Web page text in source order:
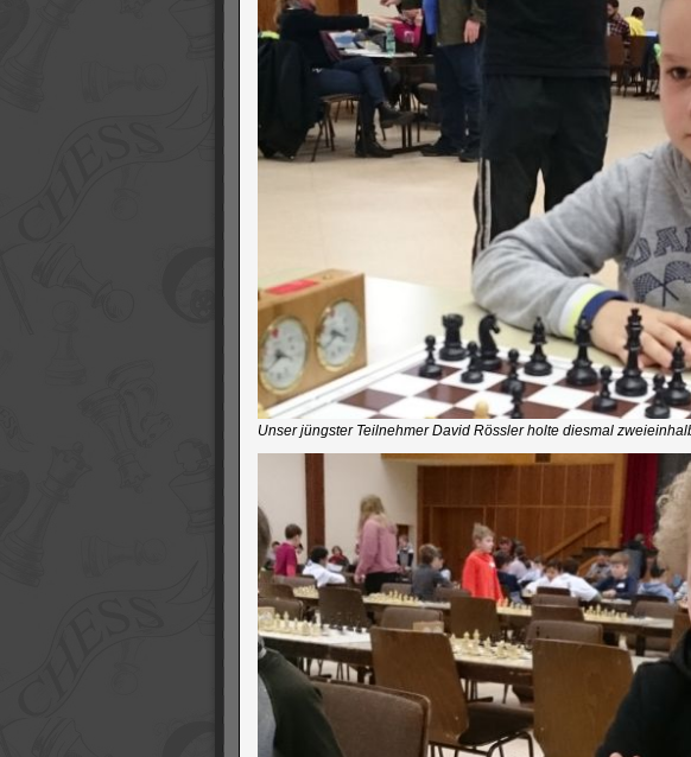
Unser jüngster Teilnehmer David Rössler holte diesmal